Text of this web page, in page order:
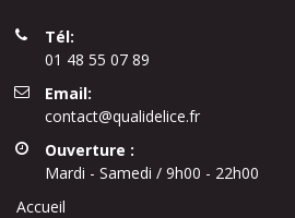
Tél:
01 48 55 07 89
Email:
contact@qualidelice.fr
Ouverture :
Mardi - Samedi / 9h00 - 22h00
Accueil